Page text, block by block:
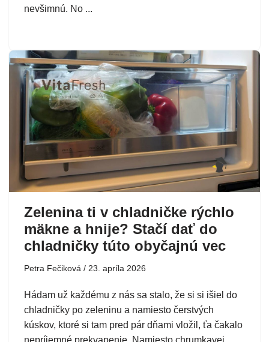
nevšimnú. No ...
Zelenina ti v chladničke rýchlo
mäkne a hnije? Stačí dať do
chladničky túto obyčajnú vec
Petra Fečiková 23. apríla 2026
Hádam už každému z nás sa stalo, že si si išiel do
chladničky po zeleninu a namiesto čerstvých
kúskov, ktoré si tam pred pár dňami vložil, ťa čakalo
nepríjemné prekvapenie. Namiesto chrumkavej